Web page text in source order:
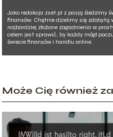
Jako redakcja zset.pl z pasją śledzimy
finansów. Chętnie dzielimy się zdobytą
najbardziej złożone zagadnienia w
celem jest sprawić, by każdy mógł
świecie finansów i handlu online.
Może Cię również